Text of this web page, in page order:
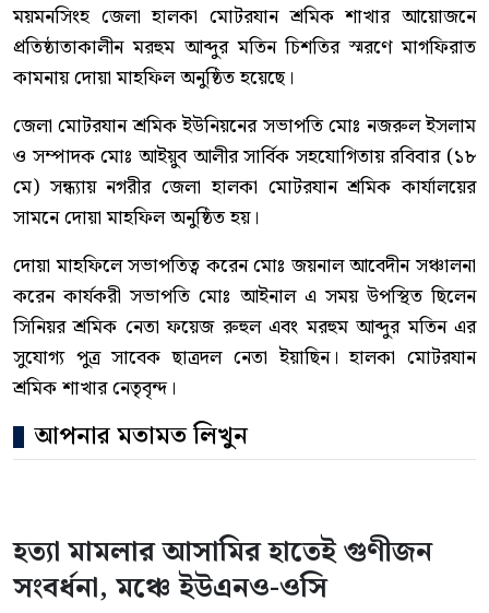
ময়মনসিংহ জেলা হালকা মোটরযান শ্রমিক শাখার আয়োজনে
প্রতিষ্ঠাতাকালীন মরহুম আব্দুর মতিন চিশতির স্মরণে মাগফিরাত
কামনায় দোয়া মাহফিল অনুষ্ঠিত হয়েছে।
জেলা মোটরযান শ্রমিক ইউনিয়নের সভাপতি মোঃ নজরুল ইসলাম
ও সম্পাদক মোঃ আইয়ুব আলীর সার্বিক সহযোগিতায় রবিবার (১৮
মে) সন্ধ্যায় নগরীর জেলা হালকা মোটরযান শ্রমিক কার্যালয়ের
সামনে দোয়া মাহফিল অনুষ্ঠিত হয়।
দোয়া মাহফিলে সভাপতিত্ব করেন মোঃ জয়নাল আবেদীন সঞ্চালনা
করেন কার্যকরী সভাপতি মোঃ আইনাল এ সময় উপস্থিত ছিলেন
সিনিয়র শ্রমিক নেতা ফয়েজ রুহুল এবং মরহুম আব্দুর মতিন এর
সুযোগ্য পুত্র সাবেক ছাত্রদল নেতা ইয়াছিন। হালকা মোটরযান
শ্রমিক শাখার নেতৃবৃন্দ।
আপনার মতামত লিখুন
হত্যা মামলার আসামির হাতেই গুণীজন
সংবর্ধনা, মঞ্চে ইউএনও-ওসি